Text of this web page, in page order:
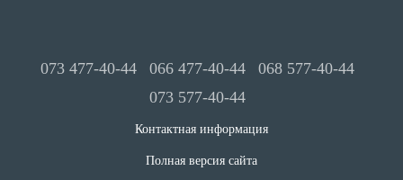
073 477-40-44 066 477-40-44
068 577-40-44
073 577-40-44
Контактная информация
Полная версия сайта